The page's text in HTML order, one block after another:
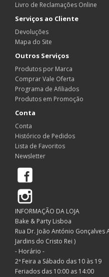
Livro de Reclamações Online
Serviços ao Cliente
Devoluções
Mapa do Site
Outros Serviços
Produtos por Marca
Comprar Vale Oferta
Programa de Afiliados
Produtos em Promoção
Conta
Conta
Histórico de Pedidos
Lista de Favoritos
Newsletter
INFORMAÇÃO DA LOJA
Bake & Party Lisboa
Rua Dr. João António Gonçalves
Jardins do Cristo Rei )
- Horário -
2ª Feira a Sábado das 10 às 19
Feriados das 10:00 as 14:00